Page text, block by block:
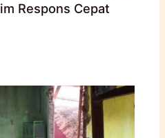
Respons Cepat